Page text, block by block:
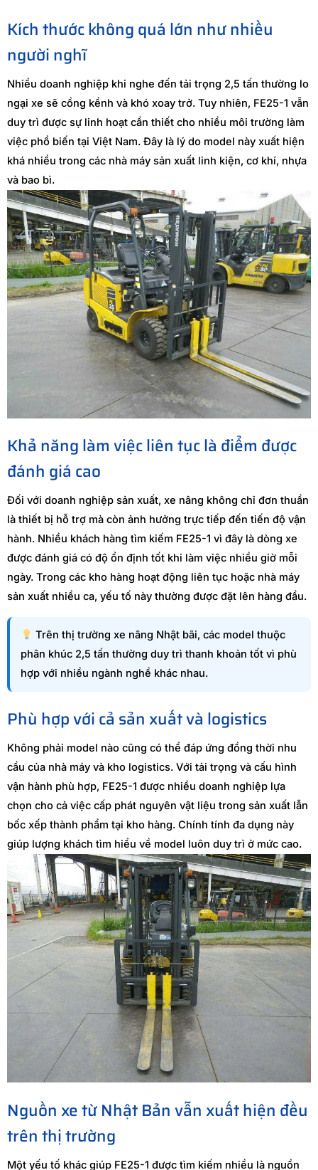
Kích thước không quá lớn như nhiều
người nghĩ
Nhiều doanh nghiệp khi nghe đến tải trọng 2,5 tấn thường lo
ngại xe sẽ cồng kềnh và khó xoay trở. Tuy nhiên, FE25-1 vẫn
duy trì được sự linh hoạt cần thiết cho nhiều môi trường làm
việc phổ biến tại Việt Nam. Đây là lý do model này xuất hiện
khá nhiều trong các nhà máy sản xuất linh kiện, cơ khí, nhựa
và bao bì.
Khả năng làm việc liên tục là điểm được
đánh giá cao
Đối với doanh nghiệp sản xuất, xe nâng không chỉ đơn thuần
là thiết bị hỗ trợ mà còn ảnh hưởng trực tiếp đến tiến độ vận
hành. Nhiều khách hàng tìm kiếm FE25-1 vì đây là dòng xe
được đánh giá có độ ổn định tốt khi làm việc nhiều giờ mỗi
ngày. Trong các kho hàng hoạt động liên tục hoặc nhà máy
sản xuất nhiều ca, yếu tố này thường được đặt lên hàng đầu.
Trên thị trường xe nâng Nhật bãi, các model thuộc
phân khúc 2,5 tấn thường duy trì thanh khoản tốt vì phù
hợp với nhiều ngành nghề khác nhau.
Phù hợp với cả sản xuất và logistics
Không phải model nào cũng có thể đáp ứng đồng thời nhu
cầu của nhà máy và kho logistics. Với tải trọng và cấu hình
vận hành phù hợp, FE25-1 được nhiều doanh nghiệp lựa
chọn cho cả việc cấp phát nguyên vật liệu trong sản xuất lẫn
bốc xếp thành phẩm tại kho hàng. Chính tính đa dụng này
giúp lượng khách tìm hiểu về model luôn duy trì ở mức cao.
Nguồn xe từ Nhật Bản vẫn xuất hiện đều
trên thị trường
Một yếu tố khác giúp FE25-1 được tìm kiếm nhiều là nguồn